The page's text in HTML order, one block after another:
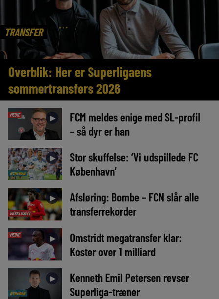
TRANSFER
Overblik: Her er Superligaens
sommertransfers 2026
MEDIE ►
FCM meldes enige med SL-profil
– så dyr er han
NYHEDER
►
Stor skuffelse: ‘Vi udspillede FC
København’
EKSKLUSIVT
►
Afsløring: Bombe – FCN slår alle
transferrekorder
MEDIE ►
Omstridt megatransfer klar:
Koster over 1 milliard
NYHEDER
►
Kenneth Emil Petersen revser
Superliga-træner